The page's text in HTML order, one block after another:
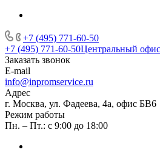
+7 (495) 771-60-50
+7 (495) 771-60-50Центральный офис
Заказать звонок
E-mail
info@inpromservice.ru
Адрес
г. Москва, ул. Фадеева, 4а, офис БВ6
Режим работы
Пн. – Пт.: с 9:00 до 18:00